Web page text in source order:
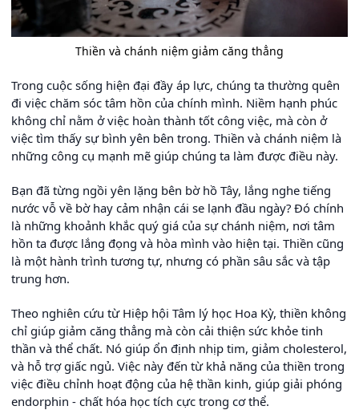
Thiền và chánh niệm giảm căng thẳng
Trong cuộc sống hiện đại đầy áp lực, chúng ta thường quên
đi việc chăm sóc tâm hồn của chính mình. Niềm hạnh phúc
không chỉ nằm ở việc hoàn thành tốt công việc, mà còn ở
việc tìm thấy sự bình yên bên trong. Thiền và chánh niệm là
những công cụ mạnh mẽ giúp chúng ta làm được điều này.
Bạn đã từng ngồi yên lặng bên bờ hồ Tây, lắng nghe tiếng
nước vỗ về bờ hay cảm nhận cái se lạnh đầu ngày? Đó chính
là những khoảnh khắc quý giá của sự chánh niệm, nơi tâm
hồn ta được lắng đọng và hòa mình vào hiện tại. Thiền cũng
là một hành trình tương tự, nhưng có phần sâu sắc và tập
trung hơn.
Theo nghiên cứu từ Hiệp hội Tâm lý học Hoa Kỳ, thiền không
chỉ giúp giảm căng thẳng mà còn cải thiện sức khỏe tinh
thần và thể chất. Nó giúp ổn định nhịp tim, giảm cholesterol,
và hỗ trợ giấc ngủ. Việc này đến từ khả năng của thiền trong
việc điều chỉnh hoạt động của hệ thần kinh, giúp giải phóng
endorphin - chất hóa học tích cực trong cơ thể.